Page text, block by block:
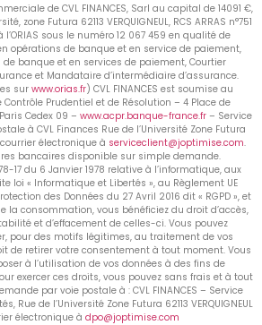
de CVL FINANCES, Sarl au capital de 14091 €,
zone Futura 62113 VERQUIGNEUL, RCS ARRAS n°751
sous le numéro 12 067 459 en qualité de
opérations de banque et en service de paiement,
banque et en services de paiement, Courtier
et Mandataire d’intermédiaire d’assurance.
sur www.orias.fr) CVL FINANCES est soumise au
Contrôle Prudentiel et de Résolution – 4 Place de
Cedex 09 – www.acpr.banque-france.fr – Service
à CVL Finances Rue de l’Université Zone Futura
courrier électronique à serviceclient@joptimise.com.
bancaires disponible sur simple demande.
17 du 6 Janvier 1978 relative à l’informatique, aux
loi « Informatique et Libertés », au Règlement UE
des Données du 27 Avril 2016 dit « RGPD », et
la consommation, vous bénéficiez du droit d’accès,
et d’effacement de celles-ci. Vous pouvez
pour des motifs légitimes, au traitement de vos
de retirer votre consentement à tout moment. Vous
à l’utilisation de vos données à des fins de
exercer ces droits, vous pouvez sans frais et à tout
par voie postale à : CVL FINANCES – Service
Rue de l’Université Zone Futura 62113 VERQUIGNEUL
électronique à dpo@joptimise.com